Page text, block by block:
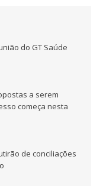
do GT Saúde
a serem
começa nesta
de conciliações